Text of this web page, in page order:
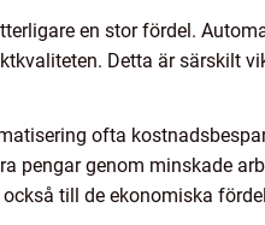
en stor fördel.
Detta är särskilt
ofta
pengar genom minskade
till de ekonomiska